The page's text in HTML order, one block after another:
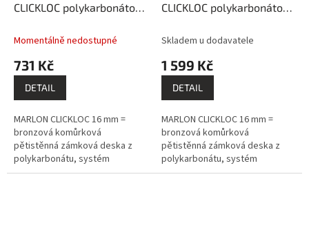
CLICKLOC polykarbonátová
PK974-501
Momentálně nedostupné
731 Kč
DETAIL
MARLON CLICKLOC 16 mm =
bronzová komůrková
pětistěnná zámková deska z
polykarbonátu, systém
montáže pero - drážka,
CLICKLOC polykarbonátová
PK974-248
Skladem u dodavatele
1 599 Kč
DETAIL
MARLON CLICKLOC 16 mm =
bronzová komůrková
pětistěnná zámková deska z
polykarbonátu, systém
montáže pero - drážka,